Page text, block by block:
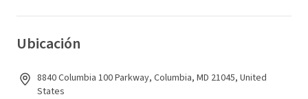
Ubicación
8840 Columbia 100 Parkway, Columbia, MD 21045, United
States